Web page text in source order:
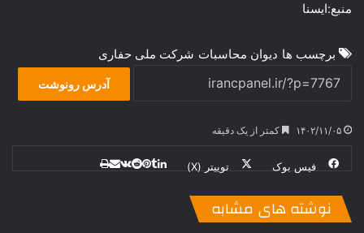
منبع:ایسنا
برچسب ها دیوان محاسبات شرکت ملی حفاری
آدرس رونوشت
۱۴۰۲/۱۱/۰۵ کمتر از یک دقیقه
فیس بوک توییتر (X)
نوشته های مشابه